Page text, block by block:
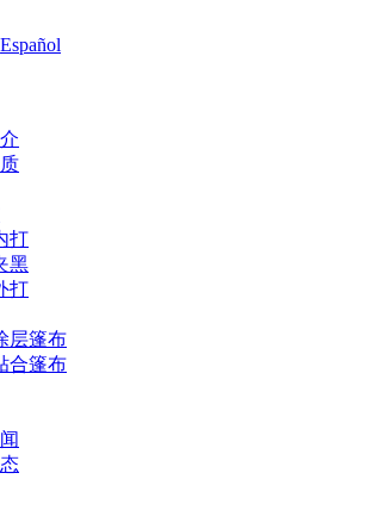
Español
打
黑
打
层篷布
合篷布